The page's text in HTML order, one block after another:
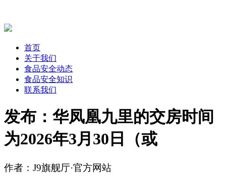
首页
关于我们
食品安全动态
食品安全知识
联系我们
发布：华凤凰九里的交房时间
为2026年3月30日（或
作者：J9旗舰厅·官方网站